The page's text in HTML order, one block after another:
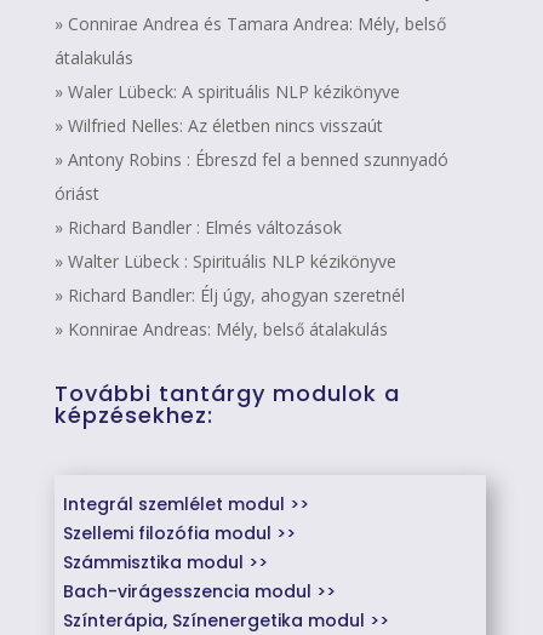
» Connirae Andrea és Tamara Andrea: Mély, belső
átalakulás
» Waler Lübeck: A spirituális NLP kézikönyve
» Wilfried Nelles: Az életben nincs visszaút
» Antony Robins : Ébreszd fel a benned szunnyadó
óriást
» Richard Bandler : Elmés változások
» Walter Lübeck : Spirituális NLP kézikönyve
» Richard Bandler: Élj úgy, ahogyan szeretnél
» Konnirae Andreas: Mély, belső átalakulás
További tantárgy modulok a
képzésekhez:
Integrál szemlélet modul >>
Szellemi filozófia modul >>
Számmisztika modul >>
Bach-virágesszencia modul >>
Színterápia, Színenergetika modul >>